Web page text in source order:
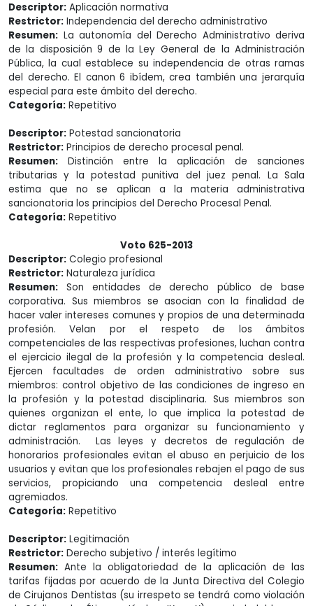
Descriptor: Aplicación normativa
Restrictor: Independencia del derecho administrativo
Resumen: La autonomía del Derecho Administrativo deriva
de la disposición 9 de la Ley General de la Administración
Pública, la cual establece su independencia de otras ramas
del derecho. El canon 6 ibídem, crea también una jerarquía
especial para este ámbito del derecho.
Categoría: Repetitivo
Descriptor: Potestad sancionatoria
Restrictor: Principios de derecho procesal penal.
Resumen: Distinción entre la aplicación de sanciones
tributarias y la potestad punitiva del juez penal. La Sala
estima que no se aplican a la materia administrativa
sancionatoria los principios del Derecho Procesal Penal.
Categoría: Repetitivo
Voto 625-2013
Descriptor: Colegio profesional
Restrictor: Naturaleza jurídica
Resumen: Son entidades de derecho público de base
corporativa. Sus miembros se asocian con la finalidad de
hacer valer intereses comunes y propios de una determinada
profesión. Velan por el respeto de los ámbitos
competenciales de las respectivas profesiones, luchan contra
el ejercicio ilegal de la profesión y la competencia desleal.
Ejercen facultades de orden administrativo sobre sus
miembros: control objetivo de las condiciones de ingreso en
la profesión y la potestad disciplinaria. Sus miembros son
quienes organizan el ente, lo que implica la potestad de
dictar reglamentos para organizar su funcionamiento y
administración. Las leyes y decretos de regulación de
honorarios profesionales evitan el abuso en perjuicio de los
usuarios y evitan que los profesionales rebajen el pago de sus
servicios, propiciando una competencia desleal entre
agremiados.
Categoría: Repetitivo
Descriptor: Legitimación
Restrictor: Derecho subjetivo / interés legítimo
Resumen: Ante la obligatoriedad de la aplicación de las
tarifas fijadas por acuerdo de la Junta Directiva del Colegio
de Cirujanos Dentistas (su irrespeto se tendrá como violación